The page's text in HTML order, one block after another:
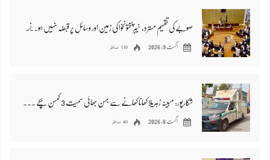
صوبے کی تقسیم مسترد، خیبرپختونخوا کی زمین اور وسائل پر قبضہ نہیں ہونے دیں گے، اسمبلی کی متفقہ قرارداد
اگست 9, 2026 110 مناظر
اگست 8, 2026 40 مناظر